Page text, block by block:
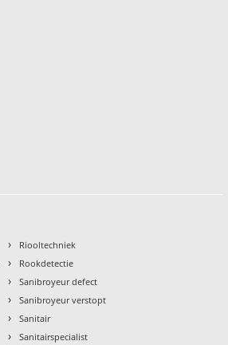
› Riooltechniek
› Rookdetectie
› Sanibroyeur defect
› Sanibroyeur verstopt
› Sanitair
› Sanitairspecialist